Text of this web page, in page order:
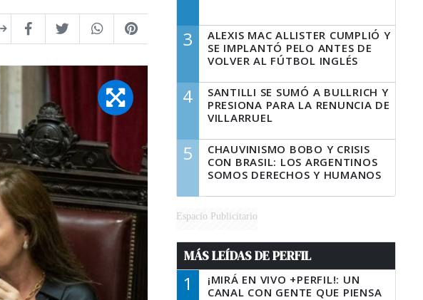
3
ALEXIS MAC ALLISTER CUMPLIÓ Y
SE IMPLANTÓ PELO ANTES DE
VOLVER AL FÚTBOL INGLÉS
4
SANTILLI SE SUMÓ A BULLRICH Y
PRESIONA PARA LA RENUNCIA DE
VILLARRUEL
5
CHAUVINISMO BOBO Y CRISIS
CON BRASIL: LOS ARGENTINOS
SOMOS DERECHOS Y HUMANOS
Espacio Publicitario
MÁS LEÍDAS DE PERFIL
1
¡MIRÁ EN VIVO +PERFIL!: UN
CANAL CON GENTE QUE PIENSA